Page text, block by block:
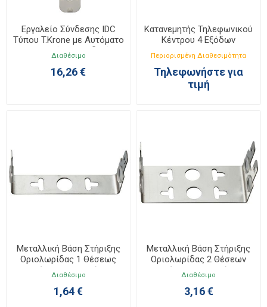
Εργαλείο Σύνδεσης IDC
Τύπου T.Krone με Αυτόματο
Αισθητήρα Ψαλιδιού
Διαθέσιμο
16,26 €
Κατανεμητής Τηλεφωνικού
Κέντρου 4 Εξόδων
Περιορισμένη Διαθεσιμότητα
Τηλεφωνήστε για
τιμή
Μεταλλική Βάση Στήριξης
Οριολωρίδας 1 Θέσεως
(Ύψους 2.5cm)
Διαθέσιμο
1,64 €
Μεταλλική Βάση Στήριξης
Οριολωρίδας 2 Θέσεων
(Ύψους 2.5cm)
Διαθέσιμο
3,16 €